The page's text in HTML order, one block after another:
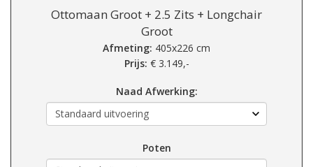
Ottomaan Groot + 2.5 Zits + Longchair
Groot
Afmeting: 405x226 cm
Prijs: € 3.149,-
Naad Afwerking:
Poten